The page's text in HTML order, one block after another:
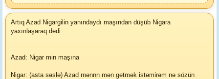
Artıq Azad Nigargilin yanındaydı maşından düşüb Nigara
yaxınlaşaraq dedi
Azad: Nigar min maşına
Nigar: (asta səslə) Azad mənnn mən getmək istəmirəm nə sözün